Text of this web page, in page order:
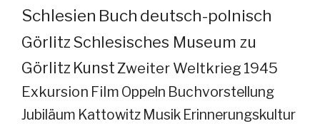
Schlesien Buch deutsch-polnisch
GörlitzSchlesisches Museum zu
Görlitz KunstZweiter Weltkrieg 1945
Exkursion Film Oppeln Buchvorstellung
Jubiläum Kattowitz Musik Erinnerungskultur